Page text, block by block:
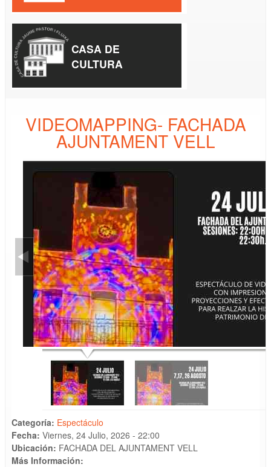
VIDEOMAPPING- FACHADA
AJUNTAMENT VELL
Categoría: Espectáculo
Fecha: Viernes, 24 Julio, 2026 - 22:00
Ubicación: FACHADA DEL AJUNTAMENT VELL
Más Información:
CASA DE
CULTURA